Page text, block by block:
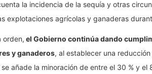
la incidencia de la sequía y otras
explotaciones agrícolas y ganaderas
orden, el Gobierno continúa dando
y ganaderos, al establecer una
añade la minoración de entre el 30 % y